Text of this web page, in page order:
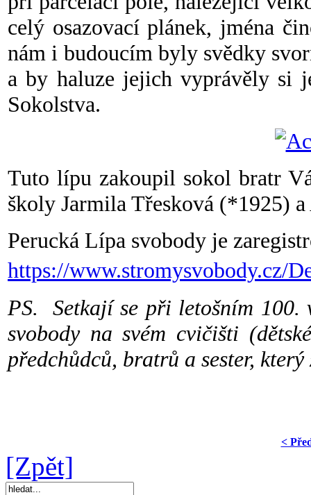
celý osazovací plánek, jména
nám i budoucím byly svědky
a by haluze jejich vyprávěly si
Sokolstva.
Tuto lípu zakoupil sokol bratr
školy Jarmila Třesková (*1925)
Perucká Lípa svobody je
https://www.stromysvobody.cz/
PS. Setkají se při letošním
svobody na svém cvičišti
předchůdců, bratrů a sester,
<
[Zpět]